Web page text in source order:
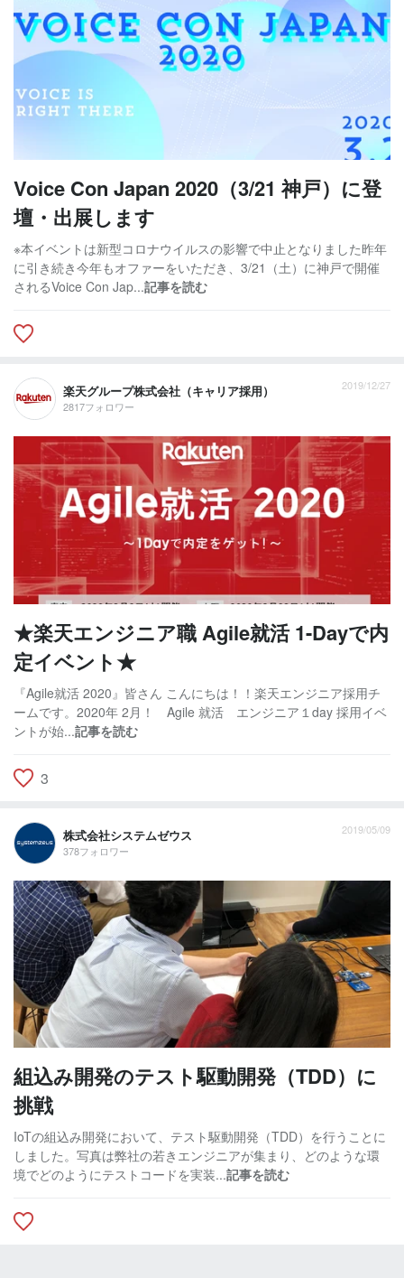
Voice Con Japan 2020（3/21 神戸）に登
壇・出展します
※本イベントは新型コロナウイルスの影響で中止となりました昨年
に引き続き今年もオファーをいただき、3/21（土）に神戸で開催
されるVoice Con Jap...記事を読む
楽天グループ株式会社（キャリア採用）
2817フォロワー
2019/12/27
★楽天エンジニア職 Agile就活 1-Dayで内
定イベント★
『Agile就活 2020』皆さん こんにちは！！楽天エンジニア採用チ
ームです。2020年 2月！ Agile 就活 エンジニア１day 採用イベ
ントが始...記事を読む
3
株式会社システムゼウス
378フォロワー
2019/05/09
組込み開発のテスト駆動開発（TDD）に
挑戦
IoTの組込み開発において、テスト駆動開発（TDD）を行うことに
しました。写真は弊社の若きエンジニアが集まり、どのような環
境でどのようにテストコードを実装...記事を読む